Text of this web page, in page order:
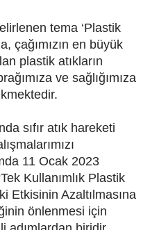
tema ‘Plastik
çağımızın en büyük
plastik atıkların
ve sağlığımıza
sıfır atık hareketi
11 Ocak 2023
Kullanımlık Plastik
Etkisinin Azaltılmasına
önlenmesi için